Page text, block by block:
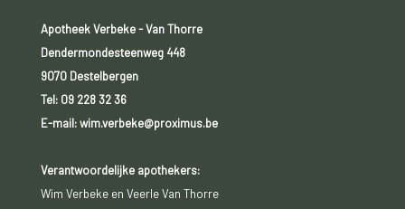
Apotheek Verbeke - Van Thorre
Dendermondesteenweg 448
9070 Destelbergen
Tel: 09 228 32 36
E-mail: wim.verbeke@proximus.be
Verantwoordelijke apothekers:
Wim Verbeke en Veerle Van Thorre